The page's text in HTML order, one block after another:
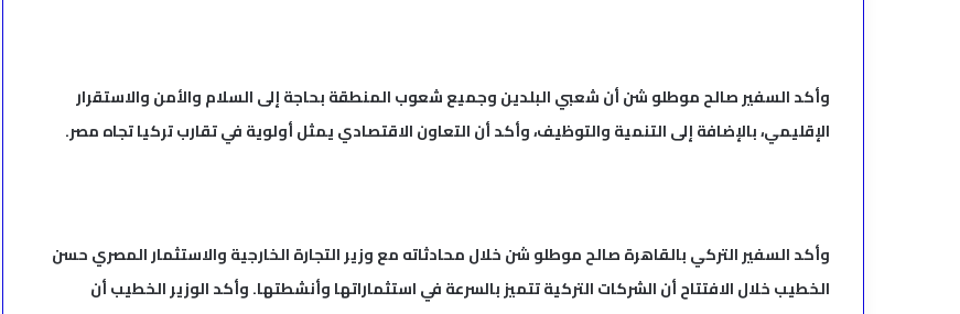
وأكد السفير صالح موطلو شن أن شعبي البلدين وجميع شعوب المنطقة بحاجة إلى السلام والأمن والاستقرار
الإقليمي، بالإضافة إلى التنمية والتوظيف، وأكد أن التعاون الاقتصادي يمثل أولوية في تقارب تركيا تجاه مصر.
وأكد السفير التركي بالقاهرة صالح موطلو شن خلال محادثاته مع وزير التجارة الخارجية والاستثمار المصري حسن
الخطيب خلال الافتتاح أن الشركات التركية تتميز بالسرعة في استثماراتها وأنشطتها. وأكد الوزير الخطيب أن